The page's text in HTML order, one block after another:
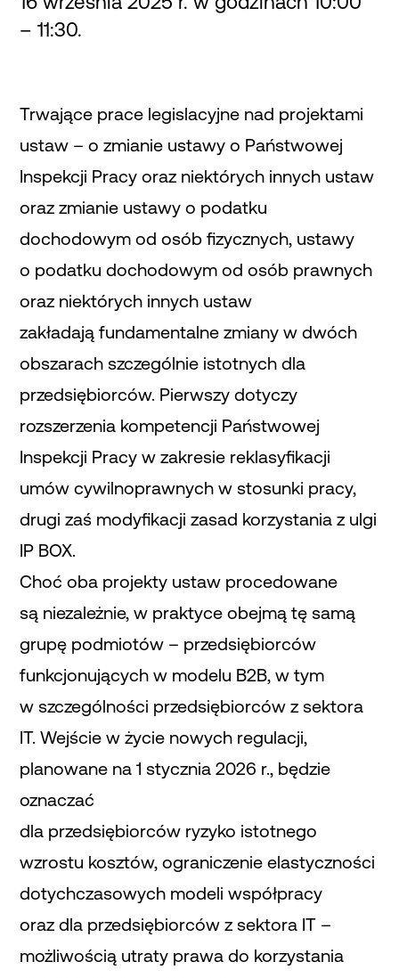
– 11:30.
Trwające prace legislacyjne nad projektami
ustaw – o zmianie ustawy o Państwowej
Inspekcji Pracy oraz niektórych innych ustaw
oraz zmianie ustawy o podatku
dochodowym od osób fizycznych, ustawy
o podatku dochodowym od osób prawnych
oraz niektórych innych ustaw
zakładają fundamentalne zmiany w dwóch
obszarach szczególnie istotnych dla
przedsiębiorców. Pierwszy dotyczy
rozszerzenia kompetencji Państwowej
Inspekcji Pracy w zakresie reklasyfikacji
umów cywilnoprawnych w stosunki pracy,
drugi zaś modyfikacji zasad korzystania z ulgi
IP BOX.
Choć oba projekty ustaw procedowane
są niezależnie, w praktyce obejmą tę samą
grupę podmiotów – przedsiębiorców
funkcjonujących w modelu B2B, w tym
w szczególności przedsiębiorców z sektora
IT. Wejście w życie nowych regulacji,
planowane na 1 stycznia 2026 r., będzie
oznaczać
dla przedsiębiorców ryzyko istotnego
wzrostu kosztów, ograniczenie elastyczności
dotychczasowych modeli współpracy
oraz dla przedsiębiorców z sektora IT –
możliwością utraty prawa do korzystania